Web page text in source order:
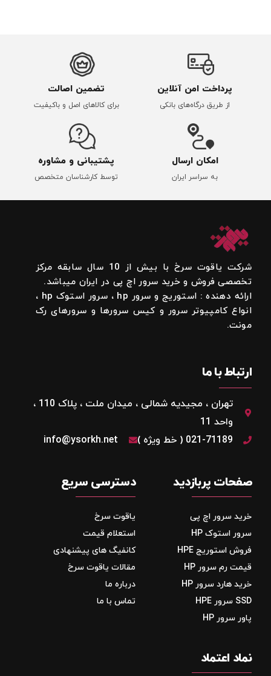
پرداخت امن آنلاین
از طریق درگاه‌های بانکی
تضمین اصالت
برای کالاهای اصل و باکیفیت
امکان ارسال
به سراسر ایران
پشتیبانی و مشاوره
توسط کارشناسان متخصص
شرکت یاقوت سرخ با بیش از 10 سال سابقه مرکز
تخصصی فروش و خرید سرور اچ پی در ایران میباشد.
ارائه دهنده : استوریج و سرور hp ، سرور استوک hp ،
انواع کامپیوتر سرور و کیس سرورها و سرورهای رک
مونت.
ارتباط با ما
تهران ، مجیدیه شمالی ، میدان ملت ، پلاک 110 ،
واحد 11
021-71189 ( خط ویژه )
info@ysorkh.net
صفحات پربازدید
خرید سرور اچ پی
سرور استوک HP
فروش استوریج‌ HPE
قیمت رم سرور HP
خرید هارد سرور HP
SSD سرور HPE
پاور سرور HP
دسترسی سریع
یاقوت سرخ
استعلام قیمت
کانفیگ های پیشنهادی
مقالات یاقوت سرخ
درباره ما
تماس با ما
نماد اعتماد